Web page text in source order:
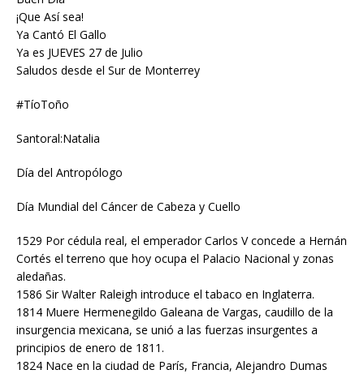
¡Que Así sea!
Ya Cantó El Gallo
Ya es JUEVES 27 de Julio
Saludos desde el Sur de Monterrey
#TíoToño
Santoral:Natalia
Día del Antropólogo
Día Mundial del Cáncer de Cabeza y Cuello
1529 Por cédula real, el emperador Carlos V concede a Hernán
Cortés el terreno que hoy ocupa el Palacio Nacional y zonas
aledañas.
1586 Sir Walter Raleigh introduce el tabaco en Inglaterra.
1814 Muere Hermenegildo Galeana de Vargas, caudillo de la
insurgencia mexicana, se unió a las fuerzas insurgentes a
principios de enero de 1811.
1824 Nace en la ciudad de París, Francia, Alejandro Dumas